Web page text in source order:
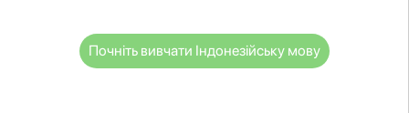
Почніть вивчати Індонезійську мову